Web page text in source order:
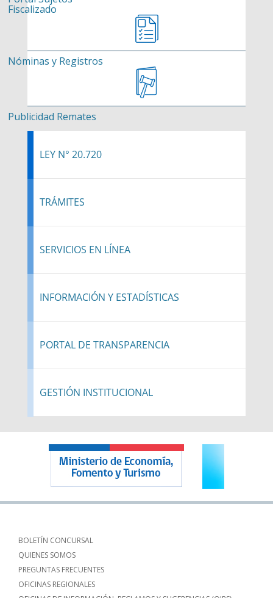
Fiscalizado
Nóminas y Registros
Publicidad Remates
LEY N° 20.720
TRÁMITES
SERVICIOS EN LÍNEA
INFORMACIÓN Y ESTADÍSTICAS
PORTAL DE TRANSPARENCIA
GESTIÓN INSTITUCIONAL
BOLETÍN CONCURSAL
QUIENES SOMOS
PREGUNTAS FRECUENTES
OFICINAS REGIONALES